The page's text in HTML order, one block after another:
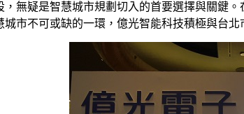
無疑是智慧城市規劃切入的首要選擇與關鍵
市不可或缺的一環，億光智能科技積極與台